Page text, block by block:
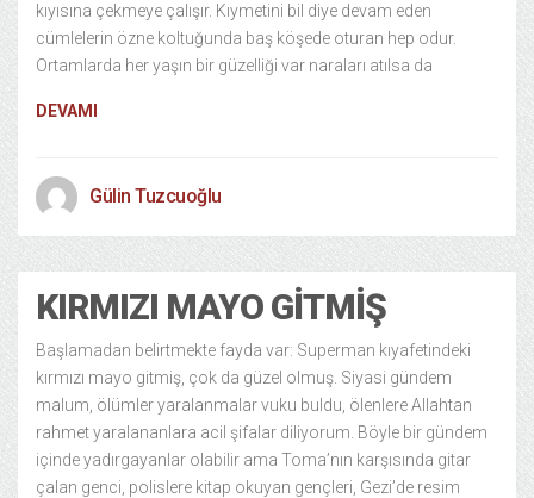
kıyısına çekmeye çalışır. Kıymetini bil diye devam eden
cümlelerin özne koltuğunda baş köşede oturan hep odur.
Ortamlarda her yaşın bir güzelliği var naraları atılsa da
DEVAMI
Gülin Tuzcuoğlu
KIRMIZI MAYO GITMIŞ
Başlamadan belirtmekte fayda var: Superman kıyafetindeki
kırmızı mayo gitmiş, çok da güzel olmuş. Siyasi gündem
malum, ölümler yaralanmalar vuku buldu, ölenlere Allahtan
rahmet yaralananlara acil şifalar diliyorum. Böyle bir gündem
içinde yadırgayanlar olabilir ama Toma’nın karşısında gitar
çalan genci, polislere kitap okuyan gençleri, Gezi’de resim